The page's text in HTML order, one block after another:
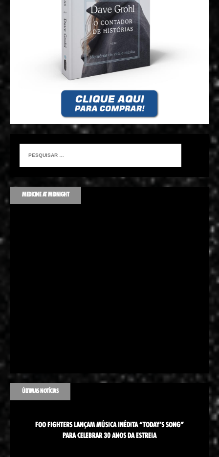
MEDICINE AT MIDNIGHT
ÚLTIMAS NOTÍCIAS
FOO FIGHTERS LANÇAM MÚSICA INÉDITA “TODAY’S SONG”
PARA CELEBRAR 30 ANOS DA ESTREIA